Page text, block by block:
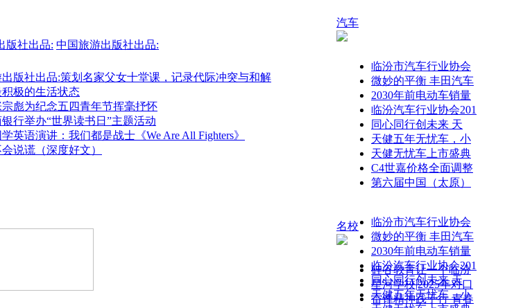
版社出品: 中国旅游出版社出品:
版社出品:策划名家父女十堂课，记录代际冲突与和解
极的生活状态
彪为纪念五四青年节挥毫抒怀
行举办“世界读书日”主题活动
英语演讲：我们都是战士《We Are All Fighters》
说谎（深度好文）
汽车
临汾市汽车行业协会
微妙的平衡 丰田汽车
2030年前电动车销量
临汾汽车行业协会201
同心同行创未来 天
天健五年无忧车，小
天健无忧车上市盛典
C4世嘉价格全面调整
第六届中国（太原）
临汾市汽车行业协会
微妙的平衡 丰田汽车
2030年前电动车销量
临汾汽车行业协会201
同心同行创未来 天
天健五年无忧车，小
名校
硅谷教育让一个临汾
星河学校|2025年对口
雷锋精神践于行 青春